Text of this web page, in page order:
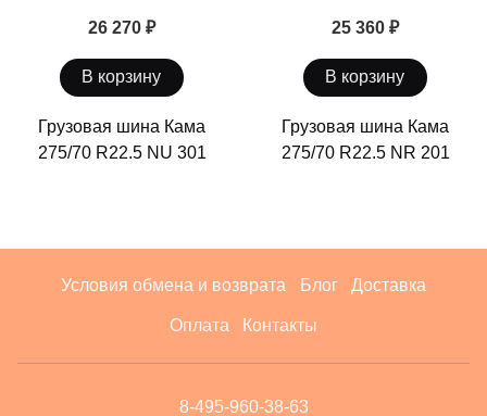
26 270 ₽
В корзину
Грузовая шина Кама
275/70 R22.5 NU 301
25 360 ₽
В корзину
Грузовая шина Кама
275/70 R22.5 NR 201
Условия обмена и возврата Блог Доставка
Оплата Контакты
8-495-960-38-63